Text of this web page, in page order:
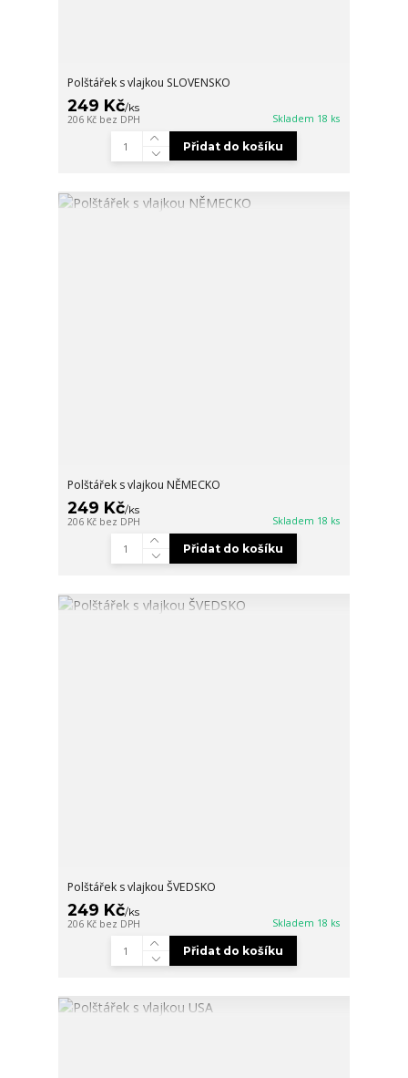
Polštářek s vlajkou SLOVENSKO
249 Kč/ks
206 Kč bez DPH Skladem 18 ks
Přidat do košíku
Polštářek s vlajkou NĚMECKO
249 Kč/ks
206 Kč bez DPH Skladem 18 ks
Přidat do košíku
Polštářek s vlajkou ŠVEDSKO
249 Kč/ks
206 Kč bez DPH Skladem 18 ks
Přidat do košíku